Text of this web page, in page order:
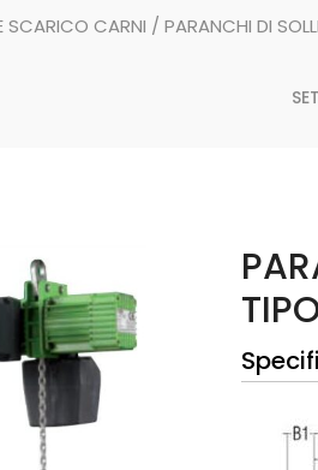
SCARICO CARNI / PARANCHI DI